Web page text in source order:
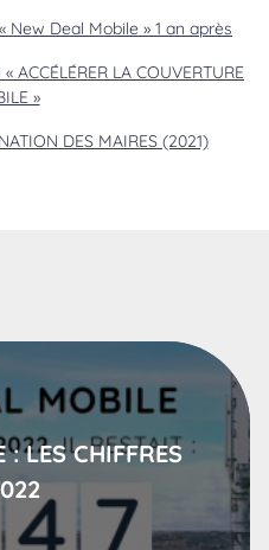
New Deal Mobile » 1 an après
ACCÉLÉRER LA COUVERTURE
»
DES MAIRES (2021)
: LES CHIFFRES